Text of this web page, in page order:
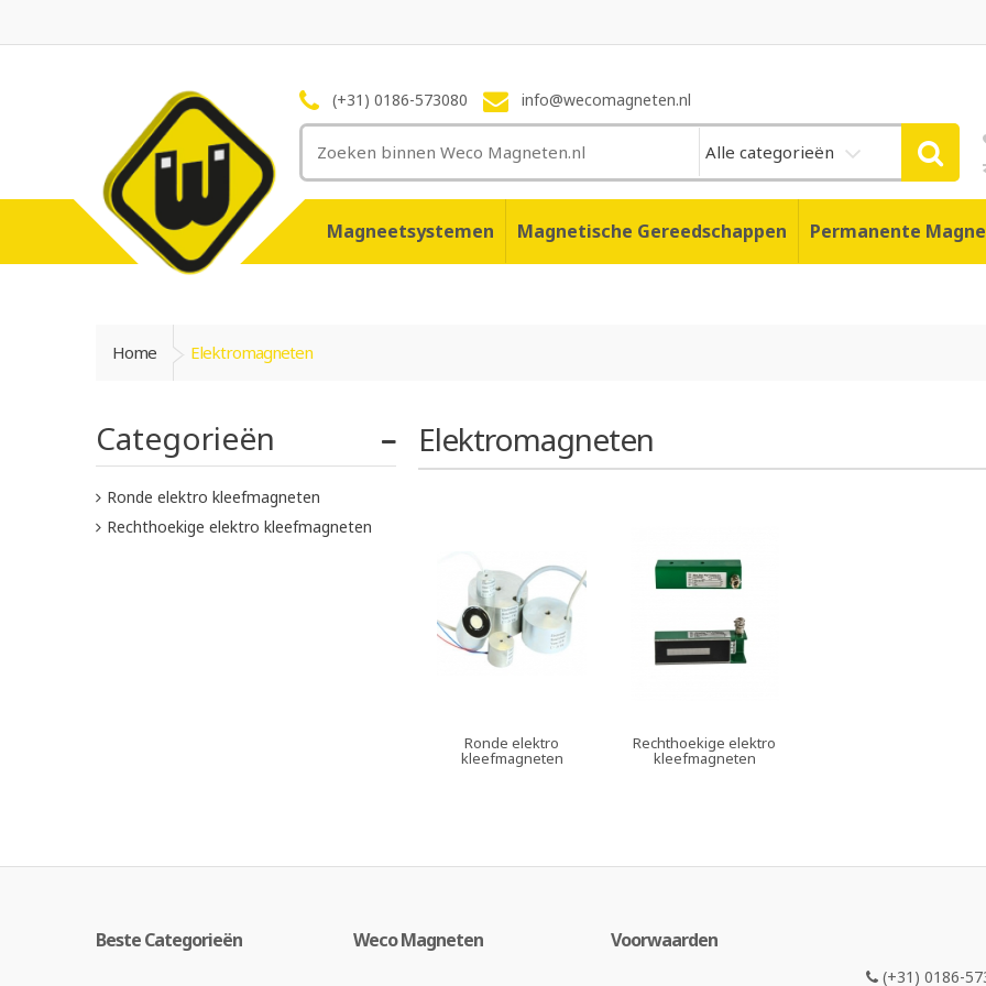
(+31) 0186-573080 info@wecomagneten.nl
Alle categorieën
Magneetsystemen Magnetische Gereedschappen Permanente
Home Elektromagneten
Categorieën
Ronde elektro kleefmagneten
Rechthoekige elektro kleefmagneten
Elektromagneten
Ronde elektro
kleefmagneten
Rechthoekige elektro
kleefmagneten
(+31) 0186-
Beste Categorieën Weco Magneten Voorwaarden